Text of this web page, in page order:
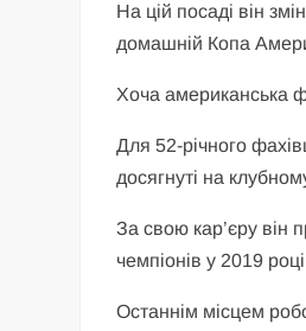
На цій посаді він
домашній Копа
Хоча американська
Для 52-річного
досягнуті на
За свою кар’єру він
чемпіонів у 2019
Останнім місцем